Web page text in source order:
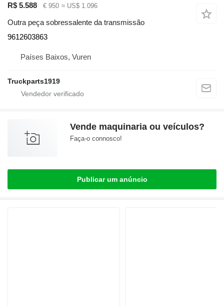
R$ 5.588 € 950 ≈ US$ 1.096
Outra peça sobressalente da transmissão
9612603863
Países Baixos, Vuren
Truckparts1919
Vende maquinaria ou veículos?
Faça-o connosco!
Publicar um anúncio